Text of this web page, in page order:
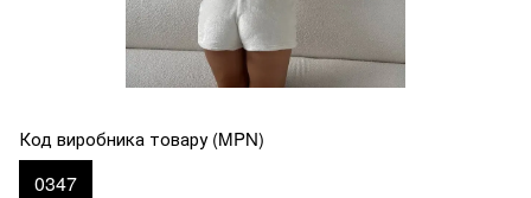
Код виробника товару (MPN)
0347